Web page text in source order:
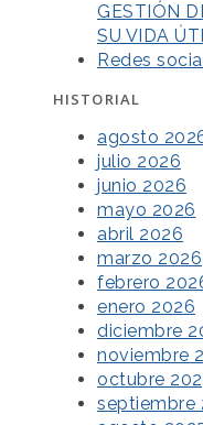
GESTIÓN
SU VIDA
Redes
HISTORIAL
agosto
julio 2026
junio 2026
mayo 2026
abril 2026
marzo 2026
febrero
enero 2026
diciembre
noviembre
octubre
septiembre